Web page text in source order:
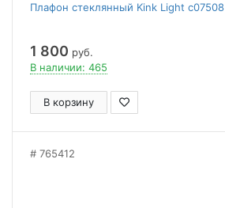
Плафон стеклянный Kink Light c07508
1 800 руб.
В наличии: 465
В корзину
765412